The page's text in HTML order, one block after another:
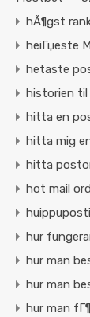
hÃ¶gst
heiГџeste
hetaste
historien til
hitta en
hitta mig
hitta
hot mail
hur
hur man
hur man
hur man